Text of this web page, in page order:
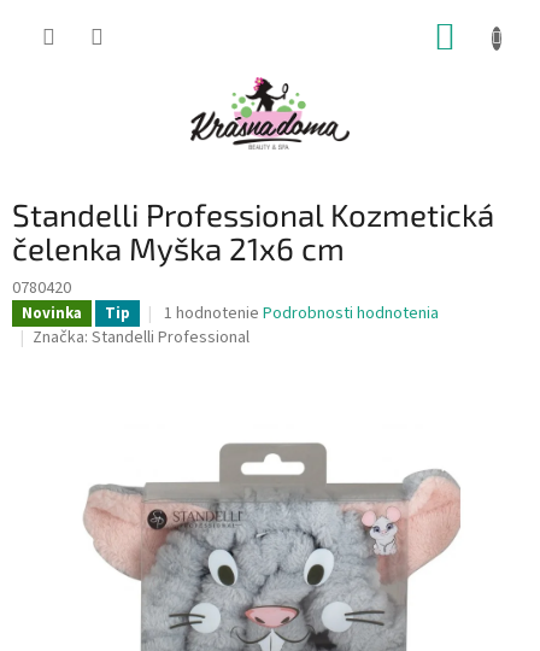
Standelli Professional Kozmetická
čelenka Myška 21x6 cm
0780420
Novinka Tip
Priemerné
hodnotenie
hviezdičiek.
1 hodnotenie Podrobnosti hodnotenia
Značka: Standelli Professional